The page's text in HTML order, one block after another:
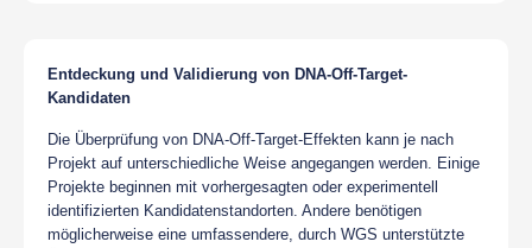
Entdeckung und Validierung von DNA-Off-Target-
Kandidaten
Die Überprüfung von DNA-Off-Target-Effekten kann je nach
Projekt auf unterschiedliche Weise angegangen werden. Einige
Projekte beginnen mit vorhergesagten oder experimentell
identifizierten Kandidatenstandorten. Andere benötigen
möglicherweise eine umfassendere, durch WGS unterstützte